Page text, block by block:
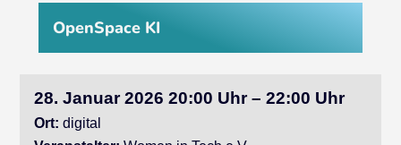
OpenSpace KI
28. Januar 2026 20:00 Uhr – 22:00 Uhr
Ort: digital